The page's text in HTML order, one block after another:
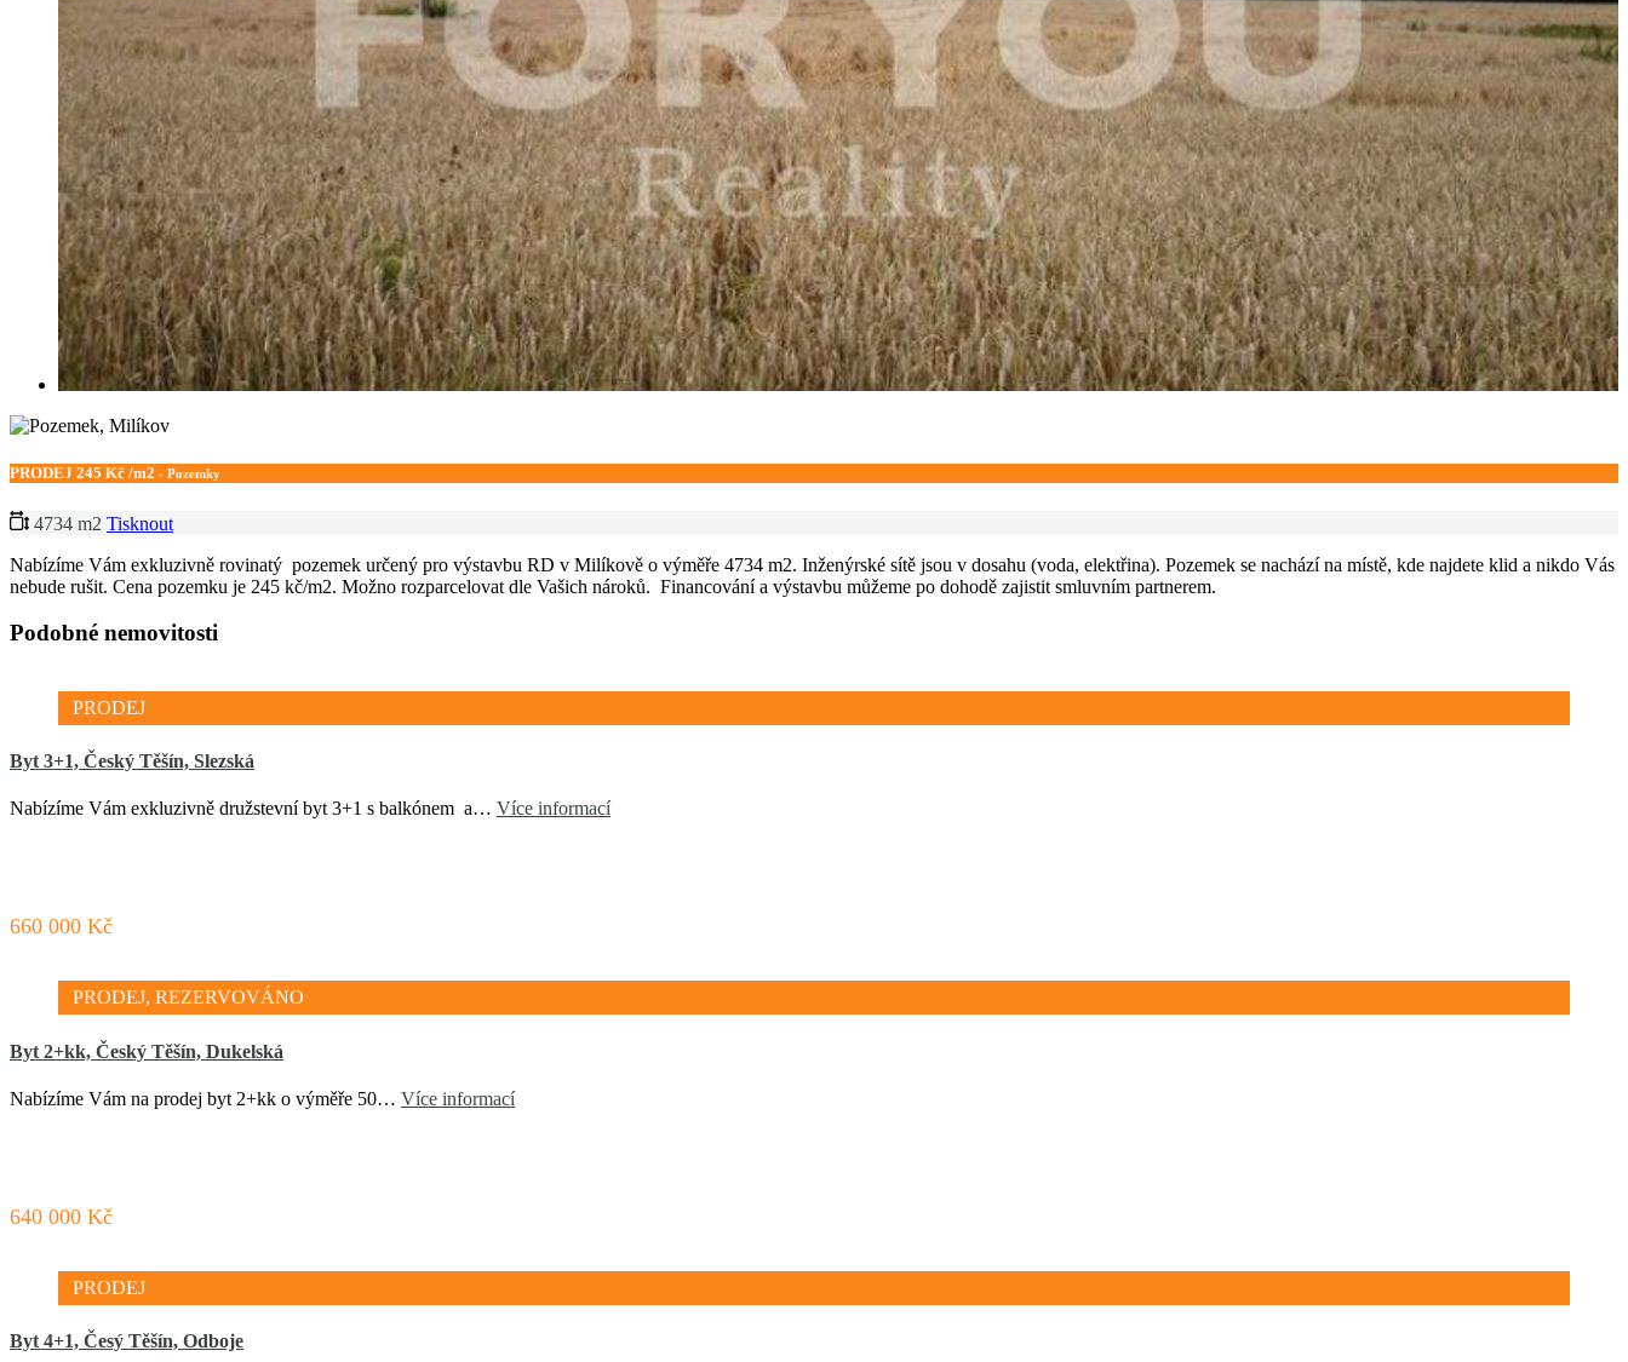
PRODEJ 245 Kč /m2 - Pozemky
4734 m2 Tisknout
Nabízíme Vám exkluzivně rovinatý pozemek určený pro výstavbu RD v Milíkově o výměře 4734 m2. Inženýrské sítě jsou v dosahu (voda, elektřina). Pozemek se nachází na místě, kde najdete klid a nikdo Vás
nebude rušit. Cena pozemku je 245 kč/m2. Možno rozparcelovat dle Vašich nároků. Financování a výstavbu můžeme po dohodě zajistit smluvním partnerem.
Podobné nemovitosti
PRODEJ
Byt 3+1, Český Těšín, Slezská
Nabízíme Vám exkluzivně družstevní byt 3+1 s balkónem a… Více informací
660 000 Kč
PRODEJ, REZERVOVÁNO
Byt 2+kk, Český Těšín, Dukelská
Nabízíme Vám na prodej byt 2+kk o výměře 50… Více informací
640 000 Kč
PRODEJ
Byt 4+1, Česý Těšín, Odboje